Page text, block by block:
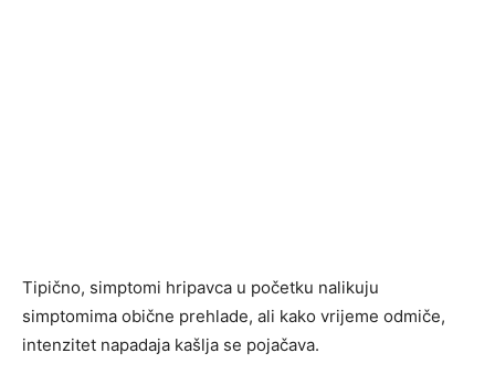
Tipično, simptomi hripavca u početku nalikuju
simptomima obične prehlade, ali kako vrijeme odmiče,
intenzitet napadaja kašlja se pojačava.